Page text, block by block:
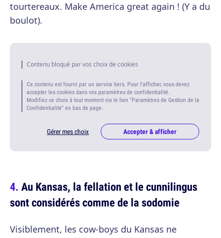
tourtereaux. Make America great again ! (Y a du
boulot).
Contenu bloqué par vos choix de cookies
Ce contenu est fourni par un service tiers. Pour l'afficher, vous devez
accepter les cookies dans vos paramètres de confidentialité.
Modifiez ce choix à tout moment via le lien "Paramètres de Gestion de la
Confidentialité" en bas de page.
Gérer mes choix Accepter & afficher
Au Kansas, la fellation et le cunnilingus
sont considérés comme de la sodomie
Visiblement, les cow-boys du Kansas ne